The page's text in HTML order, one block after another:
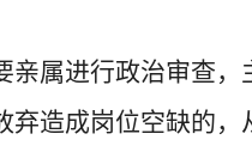
亲属进行政治审查
弃造成岗位空缺的